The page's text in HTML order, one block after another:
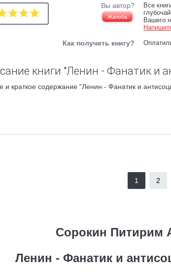
Вы автор?
Жалоба
Все
Вашего
Как получить книгу?
книги "Ленин - Фанатик и
и краткое содержание "Ленин - Фанатик и
1 2
Сорокин Питирим
Ленин - Фанатик и